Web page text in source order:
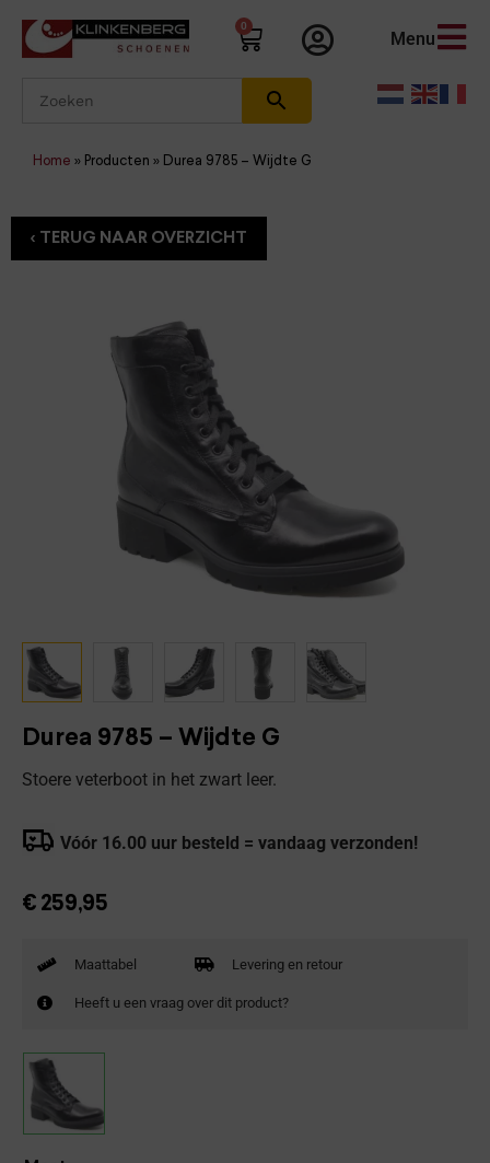
0
Menu
Home » Producten » Durea 9785 – Wijdte G
Durea 9785 – Wijdte G
Stoere veterboot in het zwart leer.
Vóór 16.00 uur besteld = vandaag verzonden!
€ 259,95
Maattabel Levering en retour
Heeft u een vraag over dit product?